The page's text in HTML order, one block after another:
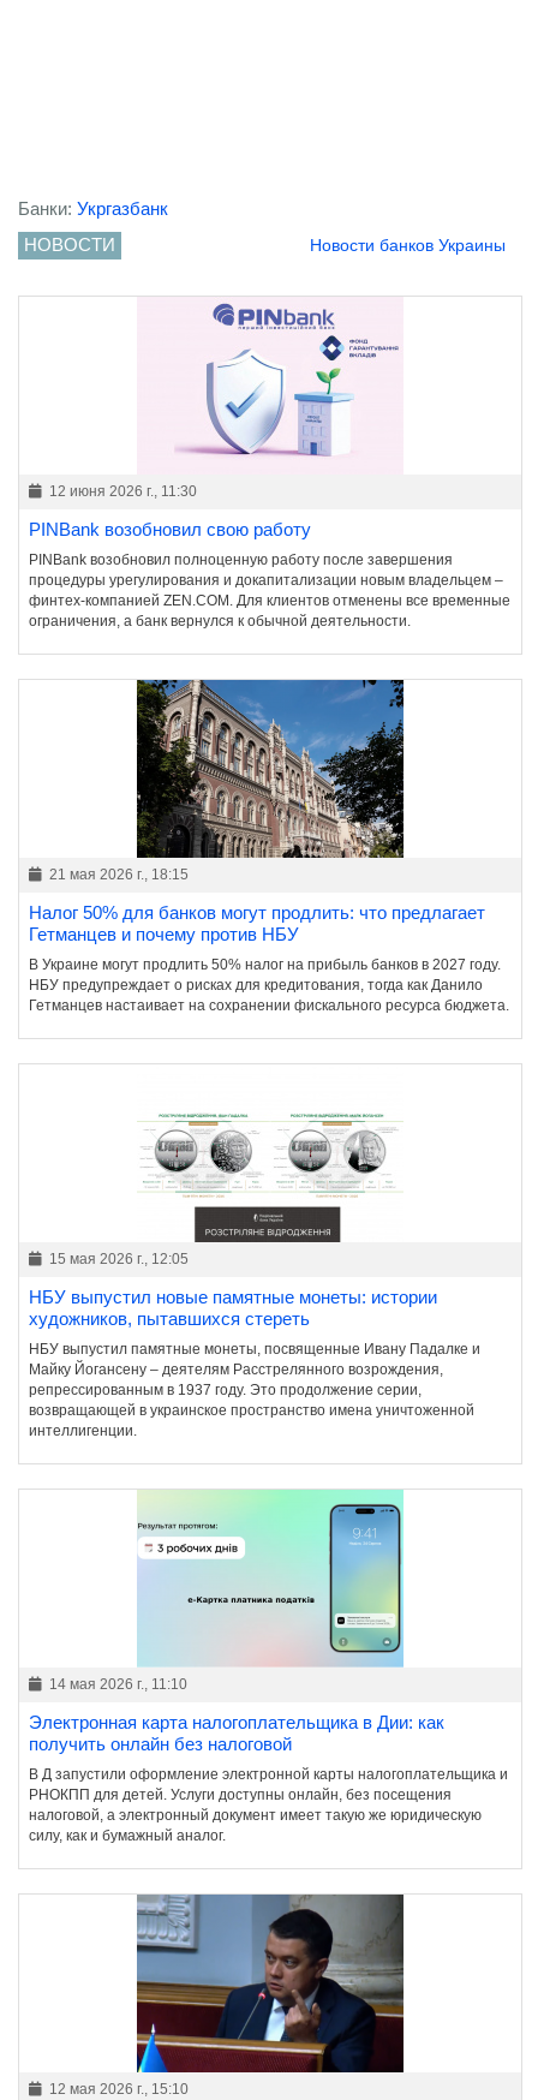
Банки: Укргазбанк
НОВОСТИ
Новости банков Украины
12 июня 2026 г., 11:30
PINBank возобновил свою работу
PINBank возобновил полноценную работу после завершения
процедуры урегулирования и докапитализации новым владельцем –
финтех-компанией ZEN.COM. Для клиентов отменены все временные
ограничения, а банк вернулся к обычной деятельности.
21 мая 2026 г., 18:15
Налог 50% для банков могут продлить: что предлагает
Гетманцев и почему против НБУ
В Украине могут продлить 50% налог на прибыль банков в 2027 году.
НБУ предупреждает о рисках для кредитования, тогда как Данило
Гетманцев настаивает на сохранении фискального ресурса бюджета.
15 мая 2026 г., 12:05
НБУ выпустил новые памятные монеты: истории
художников, пытавшихся стереть
НБУ выпустил памятные монеты, посвященные Ивану Падалке и
Майку Йогансену – деятелям Расстрелянного возрождения,
репрессированным в 1937 году. Это продолжение серии,
возвращающей в украинское пространство имена уничтоженной
интеллигенции.
14 мая 2026 г., 11:10
Электронная карта налогоплательщика в Дии: как
получить онлайн без налоговой
В Д запустили оформление электронной карты налогоплательщика и
РНОКПП для детей. Услуги доступны онлайн, без посещения
налоговой, а электронный документ имеет такую же юридическую
силу, как и бумажный аналог.
12 мая 2026 г., 15:10